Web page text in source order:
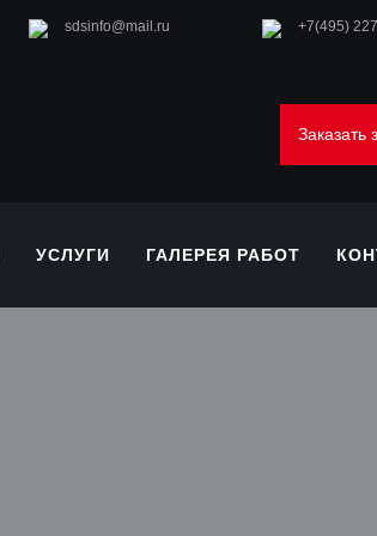
sdsinfo@mail.ru +7(495)
Заказать
УСЛУГИ ГАЛЕРЕЯ РАБОТ